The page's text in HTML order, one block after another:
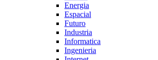
Energia
Espacial
Futuro
Industria
Informatica
Ingenieria